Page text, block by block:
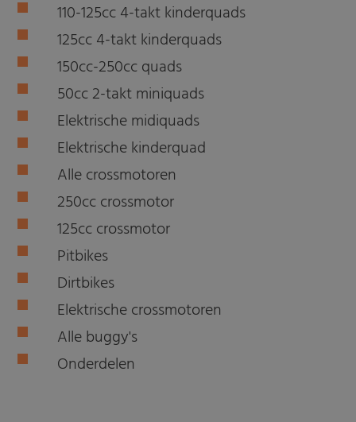
110-125cc 4-takt kinderquads
125cc 4-takt kinderquads
150cc-250cc quads
50cc 2-takt miniquads
Elektrische midiquads
Elektrische kinderquad
Alle crossmotoren
250cc crossmotor
125cc crossmotor
Pitbikes
Dirtbikes
Elektrische crossmotoren
Alle buggy's
Onderdelen